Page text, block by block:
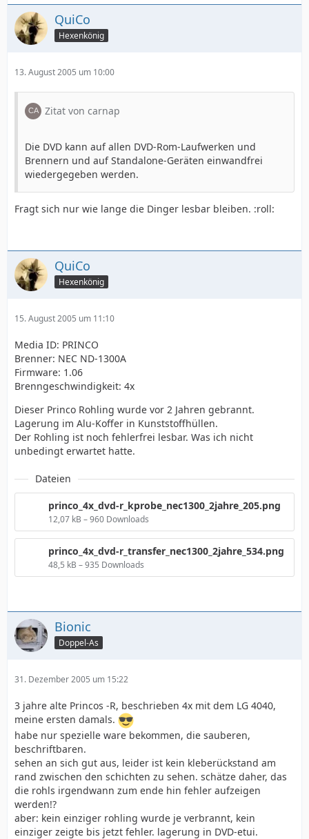
QuiCo
Hexenkönig
13. August 2005 um 10:00
Zitat von carnap
Die DVD kann auf allen DVD-Rom-Laufwerken und
Brennern und auf Standalone-Geräten einwandfrei
wiedergegeben werden.
Fragt sich nur wie lange die Dinger lesbar bleiben. :roll:
QuiCo
Hexenkönig
15. August 2005 um 11:10
Media ID: PRINCO
Brenner: NEC ND-1300A
Firmware: 1.06
Brenngeschwindigkeit: 4x
Dieser Princo Rohling wurde vor 2 Jahren gebrannt.
Lagerung im Alu-Koffer in Kunststoffhüllen.
Der Rohling ist noch fehlerfrei lesbar. Was ich nicht
unbedingt erwartet hatte.
Dateien
princo_4x_dvd-r_kprobe_nec1300_2jahre_205.png
12,07 kB – 960 Downloads
princo_4x_dvd-r_transfer_nec1300_2jahre_534.png
48,5 kB – 935 Downloads
Bionic
Doppel-As
31. Dezember 2005 um 15:22
3 jahre alte Princos -R, beschrieben 4x mit dem LG 4040,
meine ersten damals.
habe nur spezielle ware bekommen, die sauberen,
beschriftbaren.
sehen an sich gut aus, leider ist kein kleberückstand am
rand zwischen den schichten zu sehen. schätze daher, das
die rohls irgendwann zum ende hin fehler aufzeigen
werden!?
aber: kein einziger rohling wurde je verbrannt, kein
einziger zeigte bis jetzt fehler. lagerung in DVD-etui.